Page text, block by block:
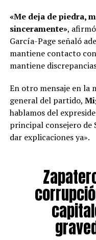
«Me deja de piedra,
sinceramente»,
García-Page señaló
mantiene contacto
mantiene
En otro mensaje en la
general del partido,
hablamos del
principal consejero de
dar explicaciones ya».